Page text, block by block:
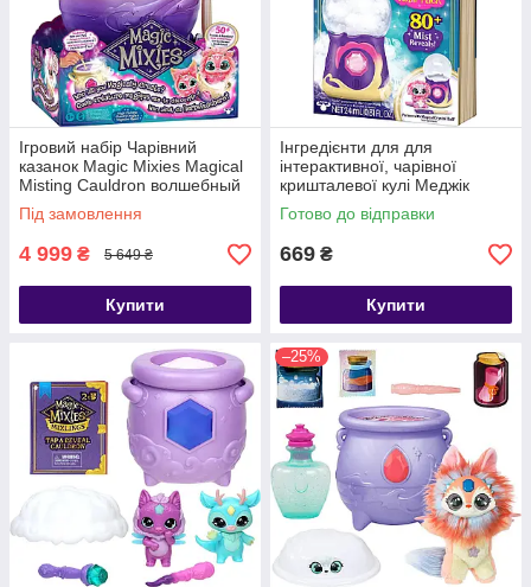
Ігровий набір Чарівний
казанок Magic Mixies Magical
Misting Cauldron волшебный
котёлок
Під замовлення
4 999 ₴ 5 649 ₴
Купити
Інгредієнти для для
інтерактивної, чарівної
кришталевої кулі Меджік
Міксіс Magic Mixies Magical
Mist Refill
Готово до відправки
669 ₴
Купити
–25%